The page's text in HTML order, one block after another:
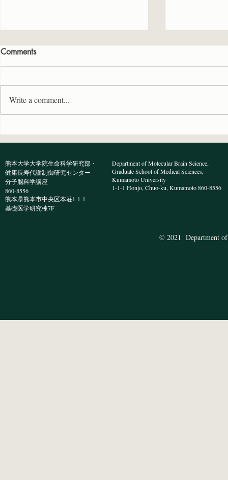
科5年の宮川さん、高校2年の
した
領域開催の
Comments
Write a comment...
熊本大学大学院生命科学研究部・
健康長寿代謝制御研究センター
分子脳科学講座
860-8556
熊本県熊本市中央区本荘1-1-1
​基礎医学研究棟7F
Department of Molecular Brain Science,
Graduate School of Medical Sciences,
Kumamoto University
1-1-1 Honjo, Chuo-ku, Kumamoto 860-8556
© 2021 Department